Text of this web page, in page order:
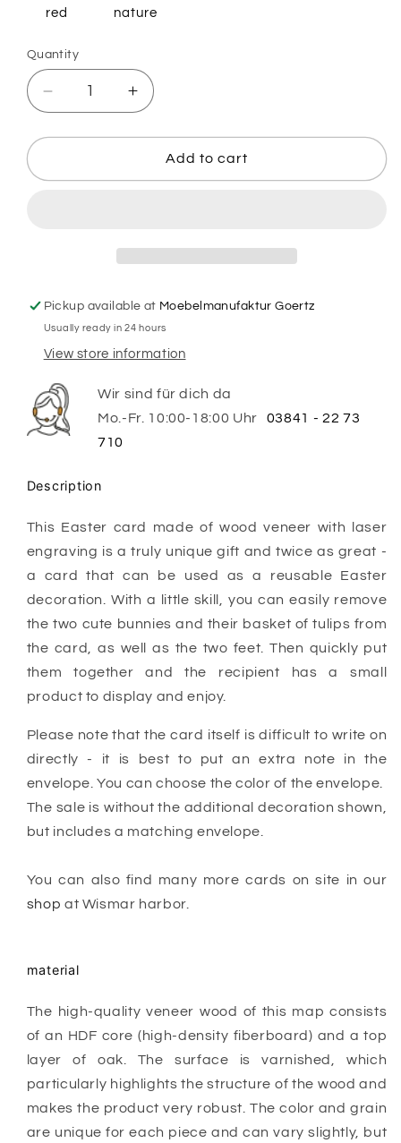
red nature
Quantity
Decrease
quantity
for
Easter
Increase
quantity
for
Wooden
Easter
Add to cart
Pickup available at Moebelmanufaktur Goertz
Usually ready in 24 hours
View store information
Wir sind für dich da
Mo.-Fr. 10:00-18:00 Uhr
03841 - 22 73
710
Description
This Easter card made of wood veneer with laser
engraving is a truly unique gift and twice as great -
a card that can be used as a reusable Easter
decoration. With a little skill, you can easily remove
the two cute bunnies and their basket of tulips from
the card, as well as the two feet. Then quickly put
them together and the recipient has a small
product to display and enjoy.
Please note that the card itself is difficult to write on
directly - it is best to put an extra note in the
envelope. You can choose the color of the envelope.
The sale is without the additional decoration shown,
but includes a matching envelope.
You can also find many more cards on site in our
shop at Wismar harbor.
material
The high-quality veneer wood of this map consists
of an HDF core (high-density fiberboard) and a top
layer of oak. The surface is varnished, which
particularly highlights the structure of the wood and
makes the product very robust.The color and grain
are unique for each piece and can vary slightly, but